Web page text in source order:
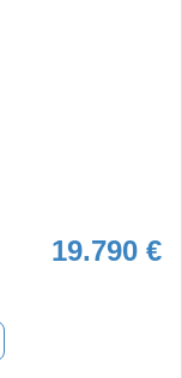
19.790 €